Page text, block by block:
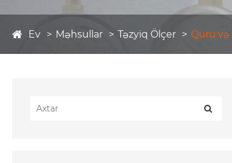
Ev Məhsullar Təzyiq Ölçer Quru